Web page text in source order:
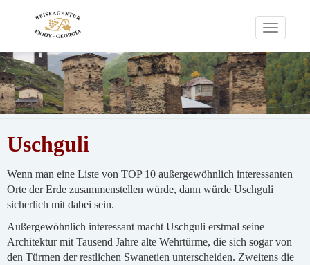
Toggle
Uschguli
Wenn man eine Liste von TOP 10 außergewöhnlich interessanten
Orte der Erde zusammenstellen würde, dann würde Uschguli
sicherlich mit dabei sein.
Außergewöhnlich interessant macht Uschguli erstmal seine
Architektur mit Tausend Jahre alte Wehrtürme, die sich sogar von
den Türmen der restlichen Swanetien unterscheiden. Zweitens die